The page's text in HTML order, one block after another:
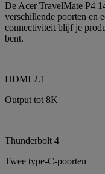
De Acer TravelMate P4
verschillende poorten en
connectiviteit blijf je
bent.
HDMI 2.1
Output tot 8K
Thunderbolt 4
Twee type-C-poorten